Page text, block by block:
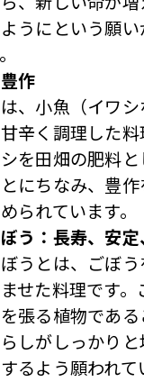
うにという願
作
、小魚（イワ
辛く調理した
を田畑の肥料と
にちなみ、豊
られています。
う：長寿、安
うとは、ごぼ
せた料理です。
張る植物である
しがしっかり
るよう願われて